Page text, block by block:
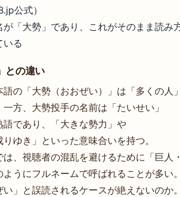
公式）
が「大勢」であり、これがそのまま読み
いる
との違い
語の「大勢（おおぜい）」は「多くの人
方、大勢投手の名前は「たいせい」
語であり、「大きな勢力」や
りゆき」といった意味合いを持つ。
は、視聴者の混乱を避けるために「巨人
ようにフルネームで呼ばれることが多い
い」と誤読されるケースが絶えないのか